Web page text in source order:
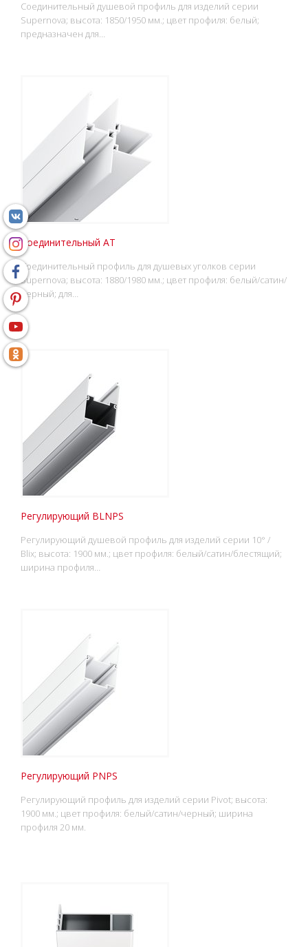
Соединительный душевой профиль для изделий серии
Supernova; высота: 1850/1950 мм.; цвет профиля: белый;
предназначен для…
Соединительный АТ
Соединительный профиль для душевых уголков серии
Supernova; высота: 1880/1980 мм.; цвет профиля: белый/сатин/
черный; для…
Регулирующий BLNPS
Регулирующий душевой профиль для изделий серии 10° /
Blix; высота: 1900 мм.; цвет профиля: белый/сатин/блестящий;
ширина профиля…
Регулирующий PNPS
Регулирующий профиль для изделий серии Pivot; высота:
1900 мм.; цвет профиля: белый/сатин/черный; ширина
профиля 20 мм.